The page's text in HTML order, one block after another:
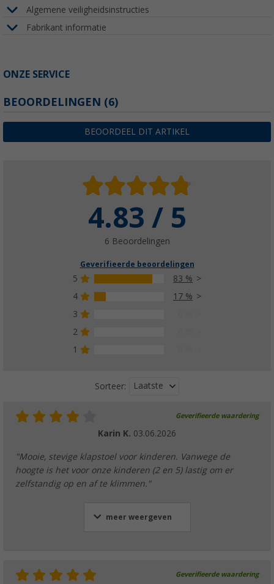
Algemene veiligheidsinstructies
Fabrikant informatie
ONZE SERVICE
BEOORDELINGEN (6)
BEOORDEEL DIT ARTIKEL
4.83 / 5
6 Beoordelingen
Geverifieerde beoordelingen
5
83 %
4
17 %
3
2
1
Sorteer: Laatste
Geverifieerde waardering
Karin K. 03.06.2026
"Mooie, stevige klapstoel voor kinderen. Vanwege de
hoogte is het voor onze kinderen (2 en 5) lastig om er
zelfstandig op en af te klimmen."
meer weergeven
Geverifieerde waardering